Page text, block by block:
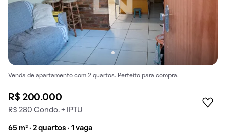
Venda de apartamento com 2 quartos. Perfeito para compra.
R$ 200.000
R$ 280 Condo. + IPTU
65 m² · 2 quartos · 1 vaga